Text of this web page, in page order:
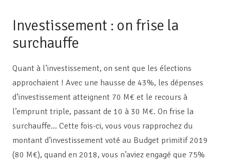
Investissement : on frise la
surchauffe
Quant à l’investissement, on sent que les élections
approchaient ! Avec une hausse de 43%, les dépenses
d’investissement atteignent 70 M€ et le recours à
l’emprunt triple, passant de 10 à 30 M€. On frise la
surchauffe… Cette fois-ci, vous vous rapprochez du
montant d’investissement voté au Budget primitif 2019
(80 M€), quand en 2018, vous n’aviez engagé que 75%